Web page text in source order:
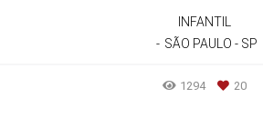
INFANTIL
SÃO PAULO - SP
1294 20